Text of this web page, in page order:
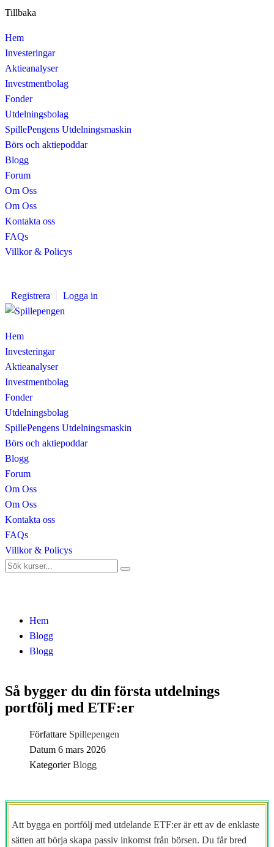
Tillbaka
Hem
Investeringar
Aktieanalyser
Investmentbolag
Fonder
Utdelningsbolag
SpillePengens Utdelningsmaskin
Börs och aktiepoddar
Blogg
Forum
Om Oss
Om Oss
Kontakta oss
FAQs
Villkor & Policys
Registrera Logga in
Hem
Investeringar
Aktieanalyser
Investmentbolag
Fonder
Utdelningsbolag
SpillePengens Utdelningsmaskin
Börs och aktiepoddar
Blogg
Forum
Om Oss
Om Oss
Kontakta oss
FAQs
Villkor & Policys
Hem
Blogg
Blogg
Så bygger du din första utdelnings
portfölj med ETF:er
Författare Spillepengen
Datum 6 mars 2026
Kategorier Blogg
Att bygga en portfölj med utdelande ETF:er är ett av de enklaste
sätten att börja skapa passiv inkomst från börsen. Du får bred